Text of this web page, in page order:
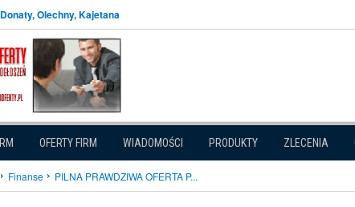
Donaty, Olechny, Kajetana
OFERTY FIRM WIADOMOŚCI PRODUKTY ZLECENIA
Finanse PILNA PRAWDZIWA OFERTA P...